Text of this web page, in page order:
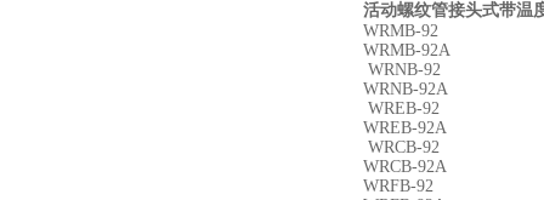
活动螺纹管接头式带温
WRMB-92
WRMB-92A
WRNB-92
WRNB-92A
WREB-92
WREB-92A
WRCB-92
WRCB-92A
WRFB-92